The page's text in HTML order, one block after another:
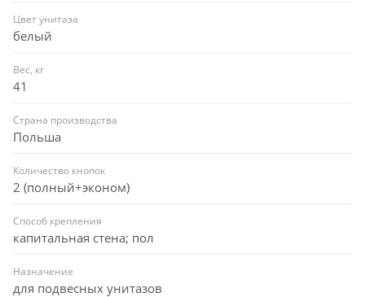
Цвет унитаза
белый
Вес, кг
41
Страна производства
Польша
Количество кнопок
2 (полный+эконом)
Способ крепления
капитальная стена; пол
Назначение
для подвесных унитазов